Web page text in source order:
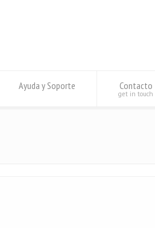
Ayuda y Soporte Contacto
get in touch